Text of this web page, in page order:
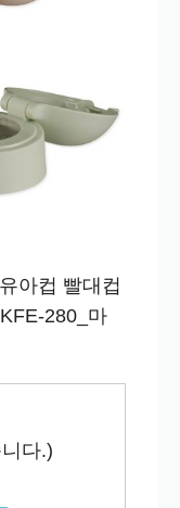
아컵 빨대컵
280_마
다.)